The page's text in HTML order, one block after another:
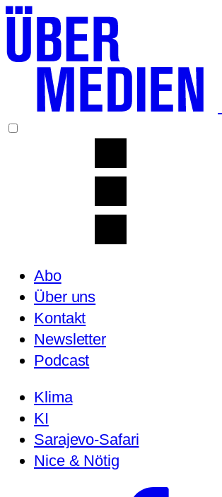
Abo
Über uns
Kontakt
Newsletter
Podcast
Klima
KI
Sarajevo-Safari
Nice & Nötig